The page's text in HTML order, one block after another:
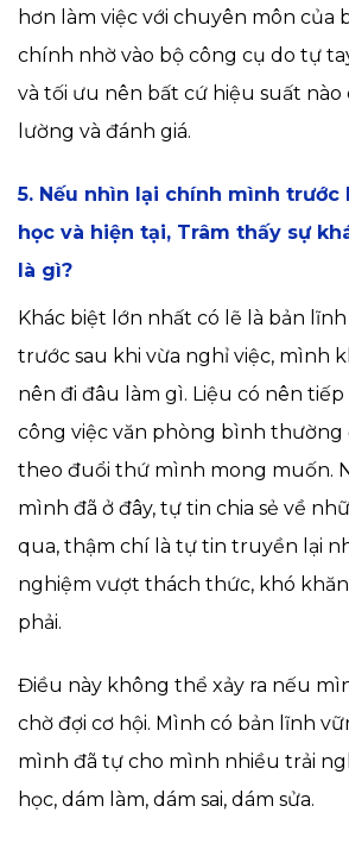
hơn làm việc với chuyên môn của
chính nhờ vào bộ công cụ do tự
và tối ưu nên bất cứ hiệu suất
lường và đánh giá.
5. Nếu nhìn lại chính mình trước
học và hiện tại, Trâm thấy sự
là gì?
Khác biệt lớn nhất có lẽ là bản lĩnh
trước sau khi vừa nghỉ việc, mình
nên đi đâu làm gì. Liệu có nên
công việc văn phòng bình thường
theo đuổi thứ mình mong muốn.
mình đã ở đây, tự tin chia sẻ về
qua, thậm chí là tự tin truyền lại
nghiệm vượt thách thức, khó
phải.
Điều này không thể xảy ra nếu
chờ đợi cơ hội. Mình có bản lĩnh
mình đã tự cho mình nhiều trải
học, dám làm, dám sai, dám sửa.